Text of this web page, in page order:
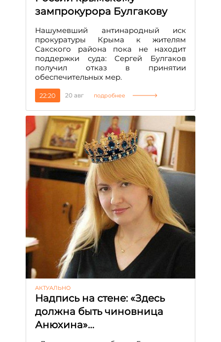
зампрокурора Булгакову
Нашумевший антинародный иск
прокуратуры Крыма к жителям
Сакского района пока не находит
поддержки суда: Сергей Булгаков
получил отказ в принятии
обеспечительных мер.
22:20 20 авг подробнее
АКТУАЛЬНО
Надпись на стене: «Здесь
должна быть чиновница
Анюхина»…